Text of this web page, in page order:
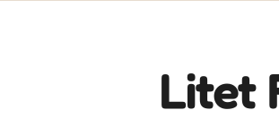
Litet